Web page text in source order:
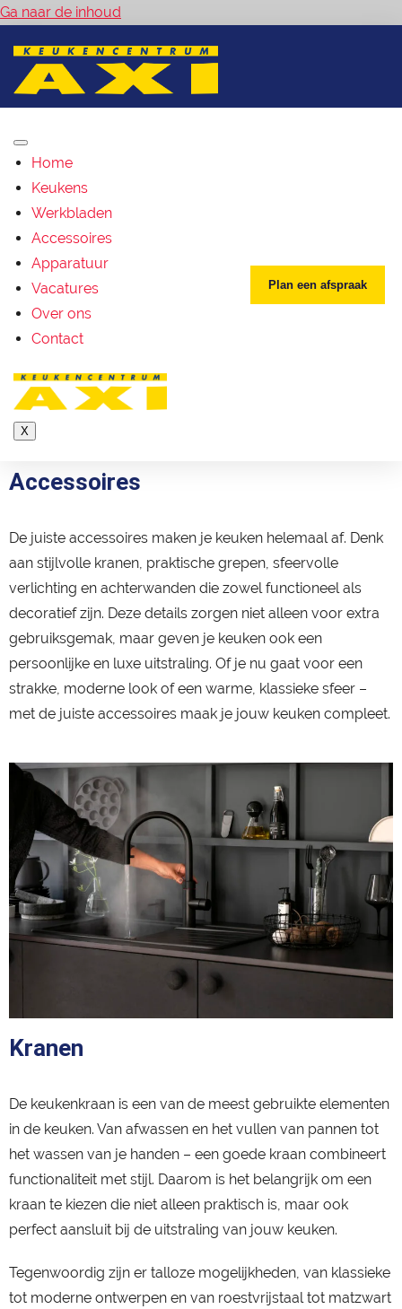
Ga naar de inhoud
Home
Keukens
Werkbladen
Accessoires
Apparatuur
Vacatures
Over ons
Contact
X
Plan een afspraak
Accessoires
De juiste accessoires maken je keuken helemaal af. Denk
aan stijlvolle kranen, praktische grepen, sfeervolle
verlichting en achterwanden die zowel functioneel als
decoratief zijn. Deze details zorgen niet alleen voor extra
gebruiksgemak, maar geven je keuken ook een
persoonlijke en luxe uitstraling. Of je nu gaat voor een
strakke, moderne look of een warme, klassieke sfeer –
met de juiste accessoires maak je jouw keuken compleet.
Kranen
De keukenkraan is een van de meest gebruikte elementen
in de keuken. Van afwassen en het vullen van pannen tot
het wassen van je handen – een goede kraan combineert
functionaliteit met stijl. Daarom is het belangrijk om een
kraan te kiezen die niet alleen praktisch is, maar ook
perfect aansluit bij de uitstraling van jouw keuken.
Tegenwoordig zijn er talloze mogelijkheden, van klassieke
tot moderne ontwerpen en van roestvrijstaal tot matzwart